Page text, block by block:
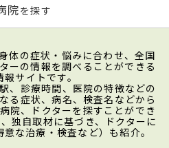
院を探す
体の症状・悩みに合わせ、全国
ーの情報を調べることができる
サイトです。
、診療時間、医院の特徴などの
る症状、病名、検査名などから
院、ドクターを探すことができ
独自取材に基づき、ドクターに
な治療・検査など）も紹介。